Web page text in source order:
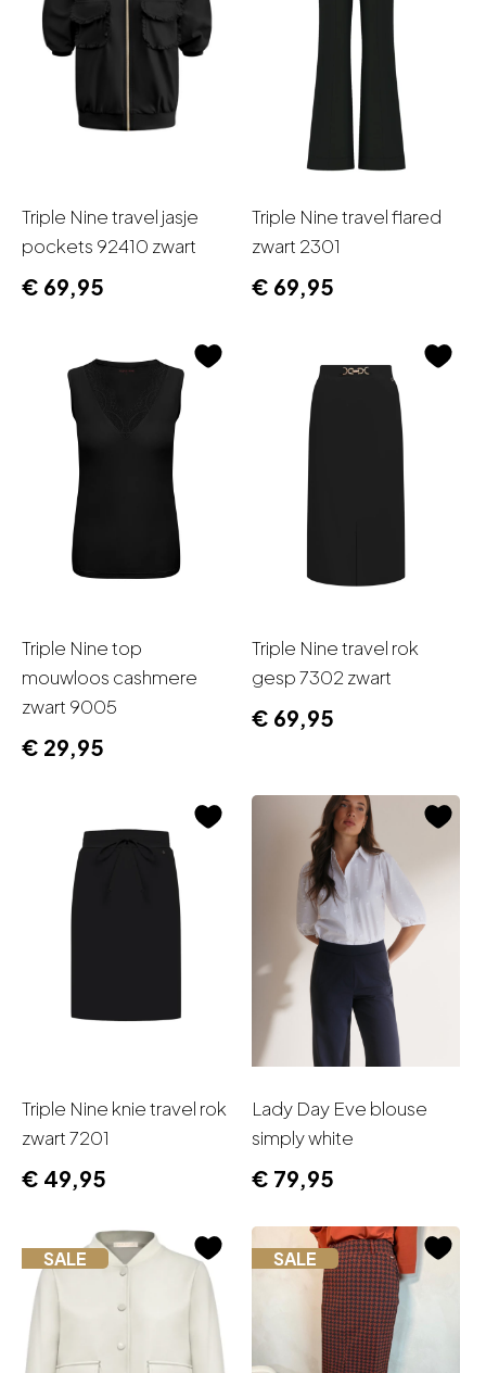
Triple Nine travel jasje
pockets 92410 zwart
€ 69,95
Triple Nine travel flared
zwart 2301
€ 69,95
Triple Nine top
mouwloos cashmere
zwart 9005
€ 29,95
Triple Nine travel rok
gesp 7302 zwart
€ 69,95
Triple Nine knie travel rok
zwart 7201
€ 49,95
Lady Day Eve blouse
simply white
€ 79,95
SALE SALE